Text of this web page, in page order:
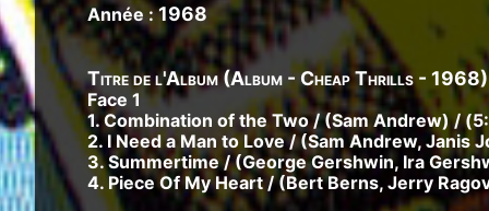
Année :1968
Titre de l'Album (Album - Cheap Thrills -
Face 1
1. Combination of the Two / (Sam Andrew) /
2. I Need a Man to Love / (Sam Andrew, Janis
3. Summertime / (George Gershwin, Ira
4. Piece Of My Heart / (Bert Berns, Jerry